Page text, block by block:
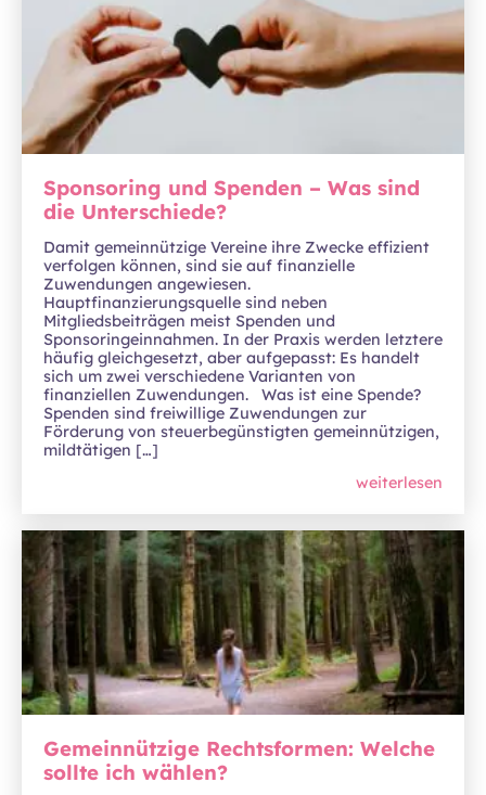
Sponsoring und Spenden – Was sind
die Unterschiede?
Damit gemeinnützige Vereine ihre Zwecke effizient
verfolgen können, sind sie auf finanzielle
Zuwendungen angewiesen.
Hauptfinanzierungsquelle sind neben
Mitgliedsbeiträgen meist Spenden und
Sponsoringeinnahmen. In der Praxis werden letztere
häufig gleichgesetzt, aber aufgepasst: Es handelt
sich um zwei verschiedene Varianten von
finanziellen Zuwendungen. Was ist eine Spende?
Spenden sind freiwillige Zuwendungen zur
Förderung von steuerbegünstigten gemeinnützigen,
mildtätigen […]
weiterlesen
Gemeinnützige Rechtsformen: Welche
sollte ich wählen?